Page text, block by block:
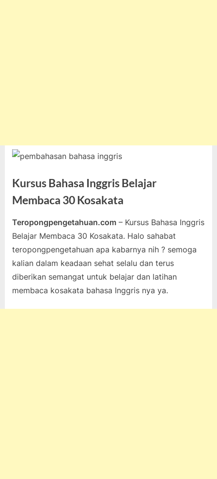
Kursus Bahasa Inggris Belajar
Membaca 30 Kosakata
Posted
on
November
7, 2022
komentarpada
Kursus
Bahasa
Inggris
30
Teropongpengetahuan.com – Kursus Bahasa Inggris
Belajar Membaca 30 Kosakata. Halo sahabat
teropongpengetahuan apa kabarnya nih ? semoga
kalian dalam keadaan sehat selalu dan terus
diberikan semangat untuk belajar dan latihan
membaca kosakata bahasa Inggris nya ya.